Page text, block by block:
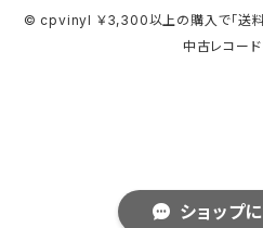
ショップ
© cpvinyl ￥3,300以上の購入で「送料
中古レコー